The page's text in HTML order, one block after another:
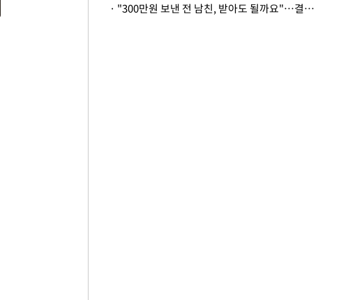
· "300만원 보낸 전 남친, 받아도 될까요"…결혼 앞둔 예비신부의 뜻밖 고충